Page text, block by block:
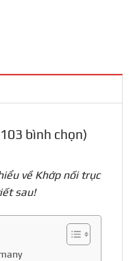
bình chọn)
về Khớp nối trục
sau!